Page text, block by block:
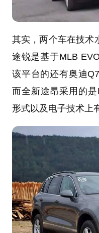
其实，两个车在技术
途锐是基于MLB
该平台的还有奥迪
而全新途昂采用的
形式以及电子技术上